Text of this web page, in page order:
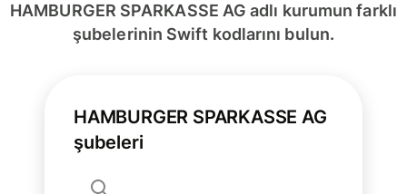
HAMBURGER SPARKASSE AG adlı kurumun farklı
şubelerinin Swift kodlarını bulun.
HAMBURGER SPARKASSE AG
şubeleri